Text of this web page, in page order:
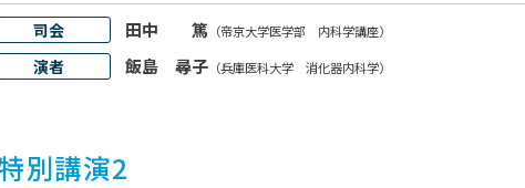
司会
田中 篤 （帝京大学医学部 内科学講座）
演者 飯島 尋子（兵庫医科大学 消化器内科学）
別講演2